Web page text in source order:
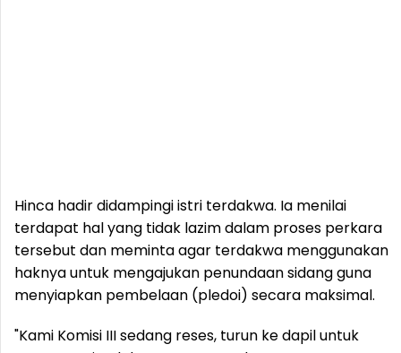
Hinca hadir didampingi istri terdakwa. Ia menilai
terdapat hal yang tidak lazim dalam proses perkara
tersebut dan meminta agar terdakwa menggunakan
haknya untuk mengajukan penundaan sidang guna
menyiapkan pembelaan (pledoi) secara maksimal.
"Kami Komisi III sedang reses, turun ke dapil untuk